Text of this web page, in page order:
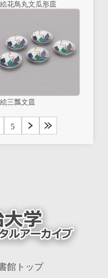
花鳥丸文瓜形皿
三瓢文皿
5
館トップ